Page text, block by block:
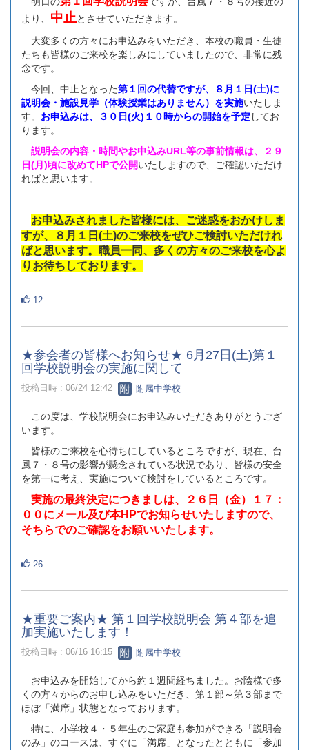
より、 中止とさせていただきます。
大変多くの方々にお申込みをいただき、本校の職員・生徒
たちも皆様のご来校を楽しみにしていましたので、非常に残
念です。
今回、中止となった第１回の代替ですが、８月１日(土)に
説明会・施設見学（体験授業はありません）を実施いたしま
す。 お申込みは、３０日(火)１０時からの開始を予定 してお
ります。
説明会の内容・時間やお申込みURL等の事前情報は、２９
日(月)頃に改めてHPで公開いたしますので、ご確認いただけ
ればと思います。
お申込みされました皆様には、ご迷惑をおかけしま
すが、８月１日(土)のご来校をぜひご検討いただけれ
ばと思います。職員一同、多くの方々のご来校を心よ
りお待ちしております。
12
★参会者の皆様へお知らせ★ 6月27日(土)第１
回学校説明会の実施に関して
投稿日時 : 06/24 12:42 附属中学校
この度は、学校説明会にお申込みいただきありがとうござ
います。
皆様のご来校を心待ちにしているところですが、現在、台
風７・８号の影響が懸念されている状況であり、皆様の安全
を第一に考え、実施について検討をしているところです。
実施の最終決定につきましは、２６日（金）１７：
００にメール及び本HPでお知らせいたしますので、
そちらでのご確認をお願いいたします。
26
★重要ご案内★ 第１回学校説明会 第４部を追
加実施いたします！
投稿日時 : 06/16 16:15 附属中学校
お申込みを開始してから約１週間経ちました。お陰様で多
くの方々からのお申し込みをいただき、第１部～第３部まで
ほぼ「満席」状態となっております。
特に、小学校４・５年生のご家庭も参加ができる「説明会
のみ」のコースは、すぐに「満席」となったとともに「参加